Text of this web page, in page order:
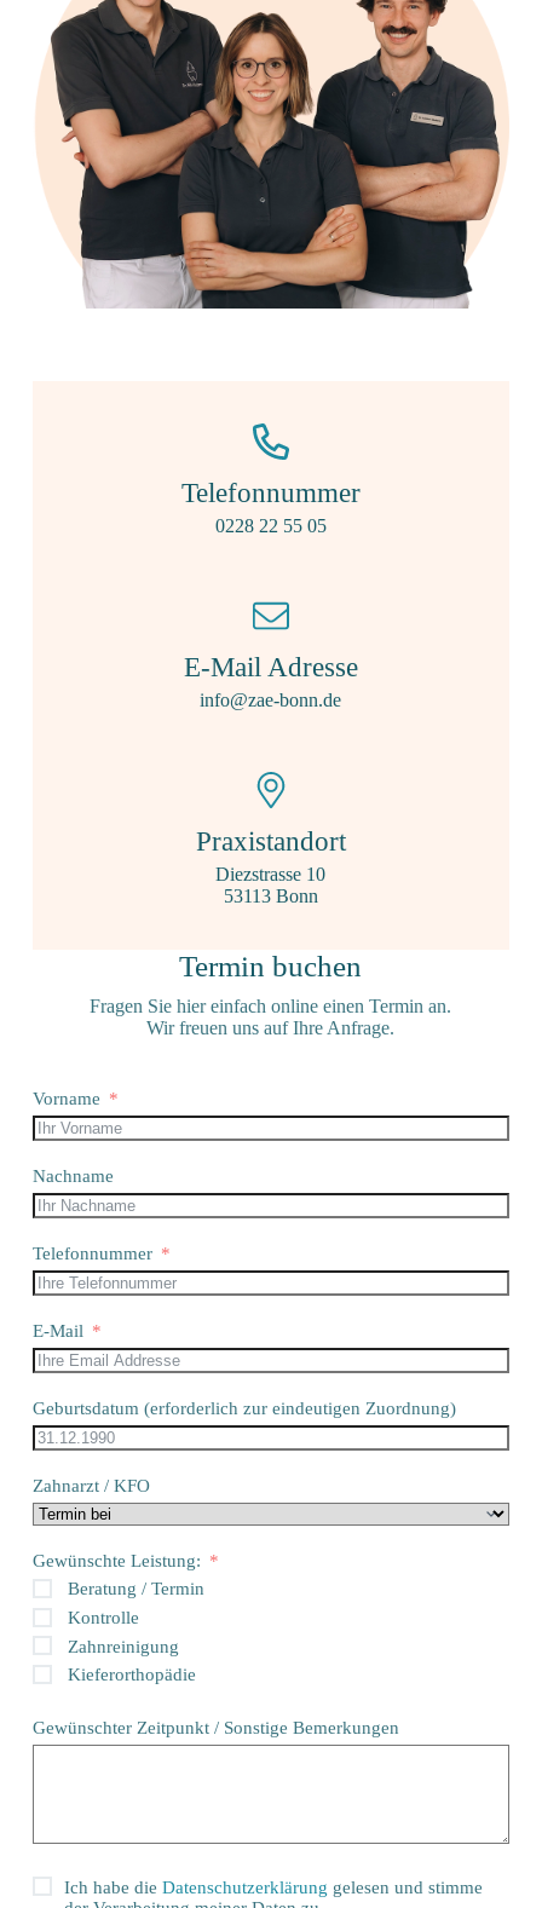
Telefonnummer
0228 22 55 05
E-Mail Adresse
info@zae-bonn.de
Praxistandort
Diezstrasse 10
53113 Bonn
Termin buchen
Fragen Sie hier einfach online einen Termin an.
Wir freuen uns auf Ihre Anfrage.
Vorname
Nachname
Telefonnummer
E-Mail
Geburtsdatum (erforderlich zur eindeutigen Zuordnung)
Zahnarzt / KFO
Gewünschte Leistung:
Beratung / Termin
Kontrolle
Zahnreinigung
Kieferorthopädie
Gewünschter Zeitpunkt / Sonstige Bemerkungen
Ich habe die Datenschutzerklärung gelesen und stimme